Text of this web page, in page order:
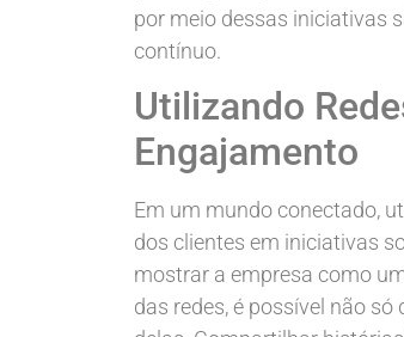
por meio dessas iniciativas
contínuo.
Utilizando
Engajamento
Em um mundo conectado,
dos clientes em iniciativas
mostrar a empresa como
das redes, é possível não